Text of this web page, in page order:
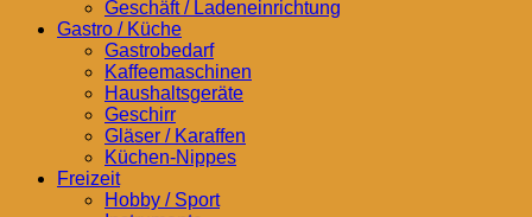
Geschäft / Ladeneinrichtung
Gastro / Küche
Gastrobedarf
Kaffeemaschinen
Haushaltsgeräte
Geschirr
Gläser / Karaffen
Küchen-Nippes
Freizeit
Hobby / Sport